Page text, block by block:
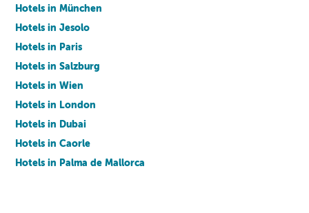
Hotels in München
Hotels in Jesolo
Hotels in Paris
Hotels in Salzburg
Hotels in Wien
Hotels in London
Hotels in Dubai
Hotels in Caorle
Hotels in Palma de Mallorca